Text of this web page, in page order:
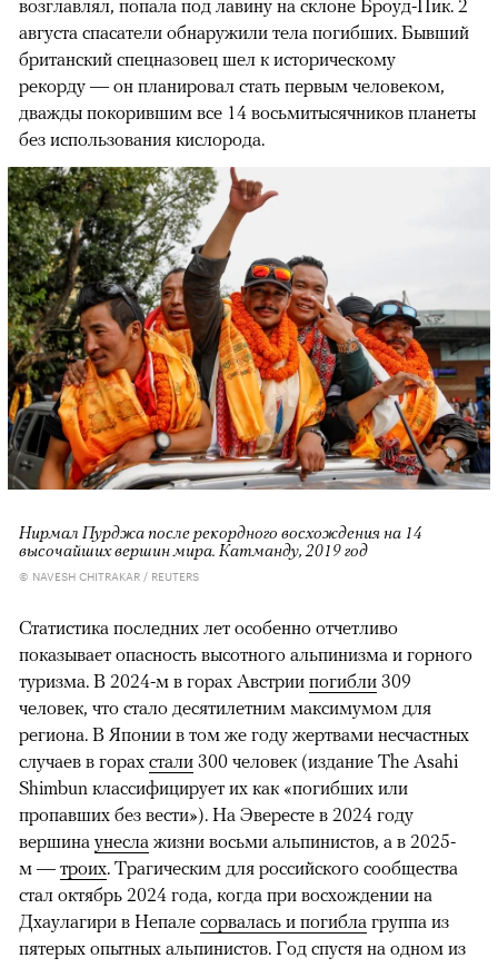
возглавлял, попала под лавину на склоне Броуд-Пик. 2
августа спасатели обнаружили тела погибших. Бывший
британский спецназовец шел к историческому
рекорду — он планировал стать первым человеком,
дважды покорившим все 14 восьмитысячников планеты
без использования кислорода.
Нирмал Пурджа после рекордного восхождения на 14
высочайших вершин мира. Катманду, 2019 год
© NAVESH CHITRAKAR / REUTERS
Статистика последних лет особенно отчетливо
показывает опасность высотного альпинизма и горного
туризма. В 2024-м в горах Австрии погибли 309
человек, что стало десятилетним максимумом для
региона. В Японии в том же году жертвами несчастных
случаев в горах стали 300 человек (издание The Asahi
Shimbun классифицирует их как «погибших или
пропавших без вести»). На Эвересте в 2024 году
вершина унесла жизни восьми альпинистов, а в 2025-
м — троих. Трагическим для российского сообщества
стал октябрь 2024 года, когда при восхождении на
Дхаулагири в Непале сорвалась и погибла группа из
пятерых опытных альпинистов. Год спустя на одном из